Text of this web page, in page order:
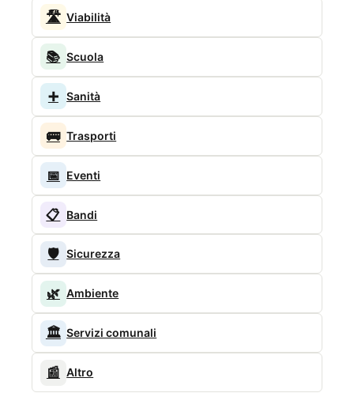
🛣️ Viabilità
📚 Scuola
➕ Sanità
🚌 Trasporti
📅 Eventi
📋 Bandi
🛡️ Sicurezza
🌿 Ambiente
🏛️ Servizi comunali
📰 Altro